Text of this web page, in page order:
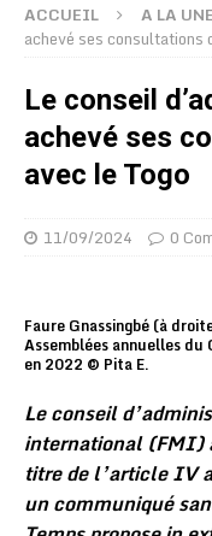
ACCUEIL A LA UNE
achevé ses consultations
Le conseil
achevé ses
avec le Togo
11/09/2024 0
Faure Gnassingbé (à
Assemblées annuelles
en 2022 © Pita E.
Le conseil
international (FMI)
titre de l’article IV
un communiqué